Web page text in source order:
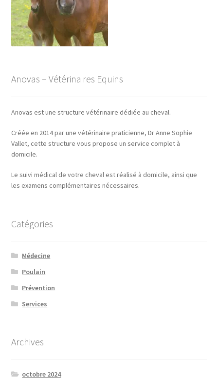
Anovas – Vétérinaires Equins
Anovas est une structure vétérinaire dédiée au cheval.
Créée en 2014 par une vétérinaire praticienne, Dr Anne Sophie
Vallet, cette structure vous propose un service complet à
domicile.
Le suivi médical de votre cheval est réalisé à domicile, ainsi que
les examens complémentaires nécessaires.
Catégories
Médecine
Poulain
Prévention
Services
Archives
octobre 2024